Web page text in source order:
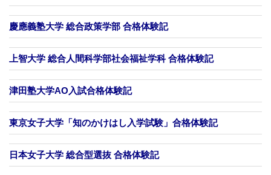
慶應義塾大学 総合政策学部 合格体験記
上智大学 総合人間科学部社会福祉学科 合格体験記
津田塾大学AO入試合格体験記
東京女子大学「知のかけはし入学試験」合格体験記
日本女子大学 総合型選抜 合格体験記